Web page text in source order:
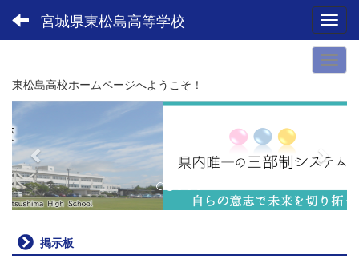
宮城県東松島高等学校
東松島高校ホームページへようこそ！
p
e
v
i
u
n
x
掲示板